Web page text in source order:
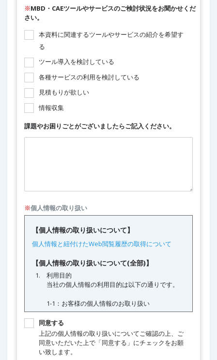
※MBD・CAEツールやサービスのご検討状況をお聞かせくだ
さい。
本資料に関連するツールやサービスの紹介を希望す
る
ツール導入を検討している
各種サービスの利用を検討している
見積もりが欲しい
情報収集
課題やお困りごとがございましたらご記入ください。
※個人情報の取り扱い
同意する
上記の個人情報の取り扱いについてご確認の上、ご
同意いただいた上で「同意する」にチェックをお願
い致します。